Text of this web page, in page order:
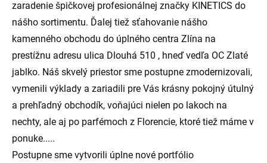
zaradenie špičkovej profesionálnej značky KINETICS do
nášho sortimentu. Ďalej tiež sťahovanie nášho
kamenného obchodu do úplného centra Zlína na
prestížnu adresu ulica Dlouhá 510 , hneď vedľa OC Zlaté
jablko. Náš skvelý priestor sme postupne zmodernizovali,
vymenili výklady a zariadili pre Vás krásny pokojný útulný
a prehľadný obchodík, voňajúci nielen po lakoch na
nechty, ale aj po parfémoch z Florencie, ktoré tiež máme v
ponuke.....
Postupne sme vytvorili úplne nové portfólio